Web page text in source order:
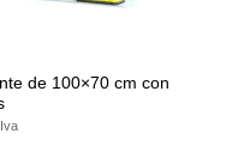
de 100×70 cm con